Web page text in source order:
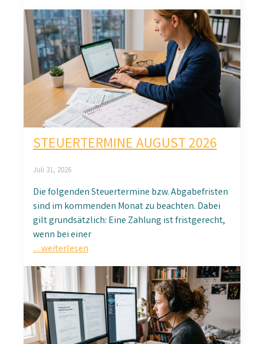
STEUERTERMINE AUGUST 2026
Juli 31, 2026
Die folgenden Steuertermine bzw. Abgabefristen
sind im kommenden Monat zu beachten. Dabei
gilt grundsätzlich: Eine Zahlung ist fristgerecht,
wenn bei einer
… weiterlesen